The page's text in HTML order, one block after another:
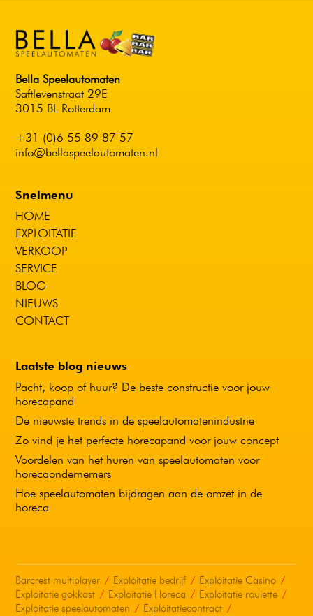
Bella Speelautomaten
Saftlevenstraat 29E
3015 BL Rotterdam
+31 (0)6 55 89 87 57
info@bellaspeelautomaten.nl
Snelmenu
HOME
EXPLOITATIE
VERKOOP
SERVICE
BLOG
NIEUWS
CONTACT
Laatste blog nieuws
Pacht, koop of huur? De beste constructie voor jouw
horecapand
De nieuwste trends in de speelautomatenindustrie
Zo vind je het perfecte horecapand voor jouw concept
Voordelen van het huren van speelautomaten voor
horecaondernemers
Hoe speelautomaten bijdragen aan de omzet in de
horeca
Barcrest multiplayer Exploitatie bedrijf
Exploitatie Casino
Exploitatie gokkast
Exploitatie Horeca
Exploitatie roulette
Exploitatie speelautomaten
Exploitatiecontract